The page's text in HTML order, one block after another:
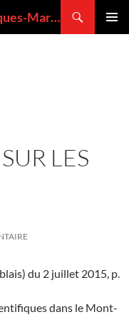
VOLCANMANIA : le blog de Jacques-Marie BARDINTZEFF, volcanologue
LES
du 2 juillet 2015, p.
dans le Mont-